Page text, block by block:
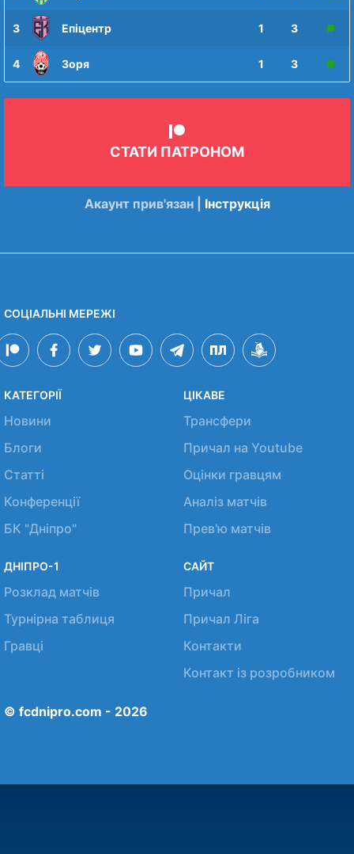
3 Епіцентр 1 3
4 Зоря 1 3
СТАТИ ПАТРОНОМ
Акаунт прив'язан | Інструкція
СОЦІАЛЬНІ МЕРЕЖІ
КАТЕГОРІЇ
Новини
Блоги
Статті
Конференції
БК "Дніпро"
ЦІКАВЕ
Трансфери
Причал на Youtube
Оцінки гравцям
Аналіз матчів
Прев'ю матчів
ДНІПРО-1
Розклад матчів
Турнірна таблиця
Гравці
САЙТ
Причал
Причал Ліга
Контакти
Контакт із розробником
© fcdnipro.com - 2026